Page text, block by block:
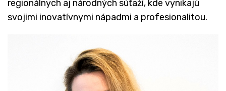
regionálnych aj národných súťaží, kde vynikajú
svojimi inovatívnymi nápadmi a profesionalitou.